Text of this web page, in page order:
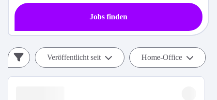
Jobs finden
Veröffentlicht seit Home-Office